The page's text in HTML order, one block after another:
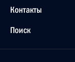
Контакты
Поиск